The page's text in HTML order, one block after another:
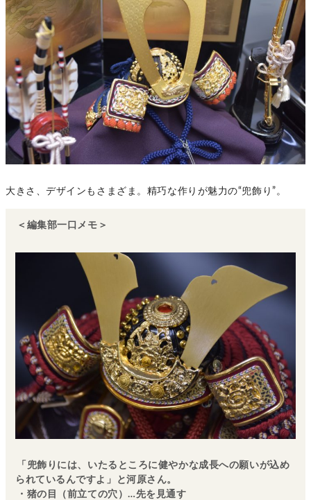
大きさ、デザインもさまざま。精巧な作りが魅力の“兜飾り”。
＜編集部一口メモ＞
「兜飾りには、いたるところに健やかな成長への願いが込め
られているんですよ」と河原さん。
・猪の目（前立ての穴）…先を見通す